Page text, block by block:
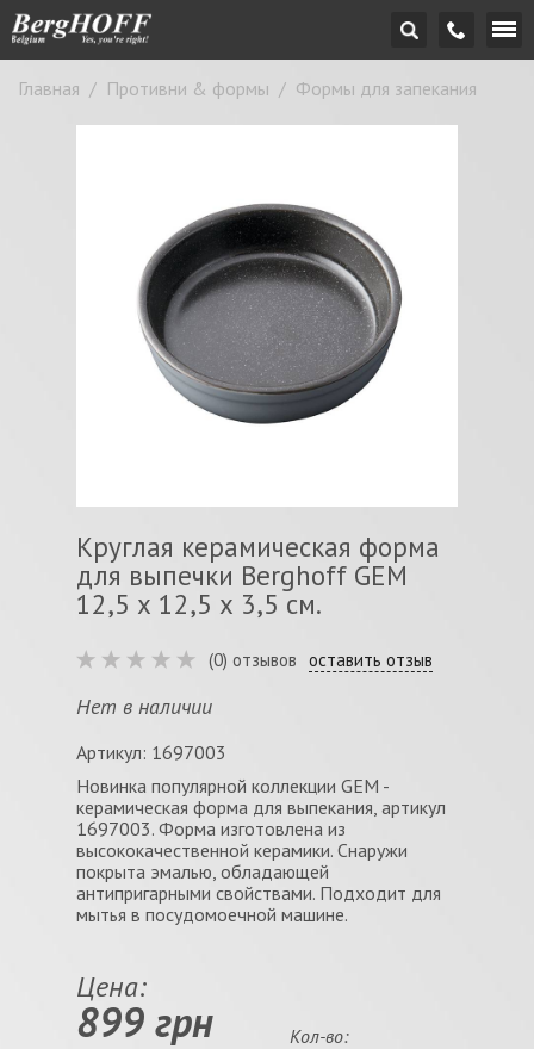
Главная / Противни & формы / Формы для запекания
Круглая керамическая форма
для выпечки Berghoff GEM
12,5 х 12,5 х 3,5 см.
(0) отзывов оставить отзыв
Нет в наличии
Артикул: 1697003
Новинка популярной коллекции GEM -
керамическая форма для выпекания, артикул
1697003. Форма изготовлена из
высококачественной керамики. Снаружи
покрыта эмалью, обладающей
антипригарными свойствами. Подходит для
мытья в посудомоечной машине.
Цена:
899 грн Кол-во: